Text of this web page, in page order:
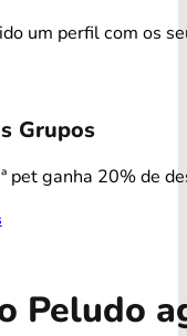
um perfil com os
Grupos
pet ganha 20% de
Peludo